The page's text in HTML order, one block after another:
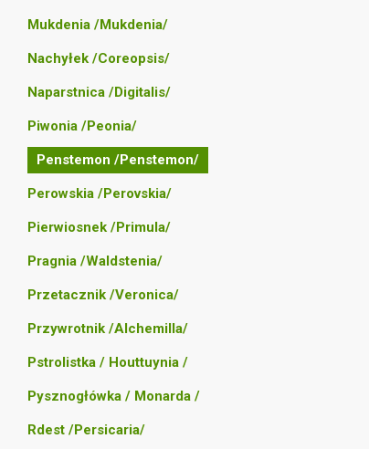
Mukdenia /Mukdenia/
Nachyłek /Coreopsis/
Naparstnica /Digitalis/
Piwonia /Peonia/
Penstemon /Penstemon/
Perowskia /Perovskia/
Pierwiosnek /Primula/
Pragnia /Waldstenia/
Przetacznik /Veronica/
Przywrotnik /Alchemilla/
Pstrolistka / Houttuynia /
Pysznogłówka / Monarda /
Rdest /Persicaria/